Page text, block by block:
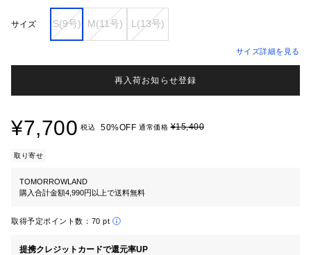
サイズ S(9号) M(11号) L(13号)
サイズ詳細を見る
再入荷お知らせ登録
¥7,700 税込 50%OFF 通常価格¥15,400
取り寄せ
TOMORROWLAND
購入合計金額4,990円以上で送料無料
取得予定ポイント数： 70 pt
提携クレジットカードで還元率UP